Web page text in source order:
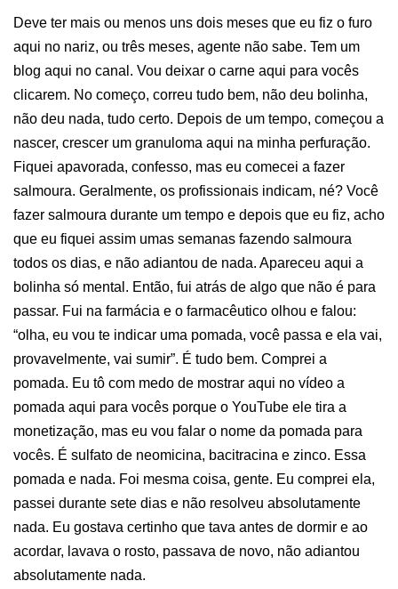
Deve ter mais ou menos uns dois meses que eu fiz o furo
aqui no nariz, ou três meses, agente não sabe. Tem um
blog aqui no canal. Vou deixar o carne aqui para vocês
clicarem. No começo, correu tudo bem, não deu bolinha,
não deu nada, tudo certo. Depois de um tempo, começou a
nascer, crescer um granuloma aqui na minha perfuração.
Fiquei apavorada, confesso, mas eu comecei a fazer
salmoura. Geralmente, os profissionais indicam, né? Você
fazer salmoura durante um tempo e depois que eu fiz, acho
que eu fiquei assim umas semanas fazendo salmoura
todos os dias, e não adiantou de nada. Apareceu aqui a
bolinha só mental. Então, fui atrás de algo que não é para
passar. Fui na farmácia e o farmacêutico olhou e falou:
“olha, eu vou te indicar uma pomada, você passa e ela vai,
provavelmente, vai sumir”. É tudo bem. Comprei a
pomada. Eu tô com medo de mostrar aqui no vídeo a
pomada aqui para vocês porque o YouTube ele tira a
monetização, mas eu vou falar o nome da pomada para
vocês. É sulfato de neomicina, bacitracina e zinco. Essa
pomada e nada. Foi mesma coisa, gente. Eu comprei ela,
passei durante sete dias e não resolveu absolutamente
nada. Eu gostava certinho que tava antes de dormir e ao
acordar, lavava o rosto, passava de novo, não adiantou
absolutamente nada.